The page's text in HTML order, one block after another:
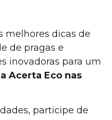
melhores dicas de
de pragas e
inovadoras para um
Acerta Eco nas
participe de